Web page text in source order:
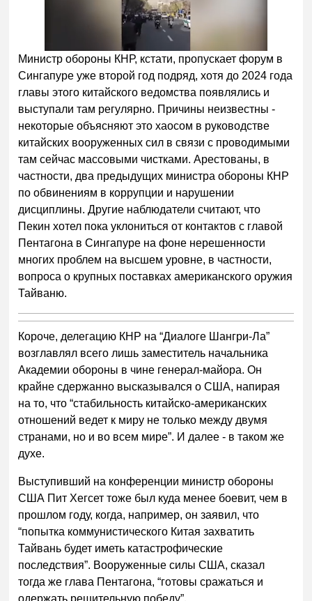
Министр обороны КНР, кстати, пропускает форум в
Сингапуре уже второй год подряд, хотя до 2024 года
главы этого китайского ведомства появлялись и
выступали там регулярно. Причины неизвестны -
некоторые объясняют это хаосом в руководстве
китайских вооруженных сил в связи с проводимыми
там сейчас массовыми чистками. Арестованы, в
частности, два предыдущих министра обороны КНР
по обвинениям в коррупции и нарушении
дисциплины. Другие наблюдатели считают, что
Пекин хотел пока уклониться от контактов с главой
Пентагона в Сингапуре на фоне нерешенности
многих проблем на высшем уровне, в частности,
вопроса о крупных поставках американского оружия
Тайваню.
Короче, делегацию КНР на “Диалоге Шангри-Ла”
возглавлял всего лишь заместитель начальника
Академии обороны в чине генерал-майора. Он
крайне сдержанно высказывался о США, напирая
на то, что “стабильность китайско-американских
отношений ведет к миру не только между двумя
странами, но и во всем мире”. И далее - в таком же
духе.
Выступивший на конференции министр обороны
США Пит Хегсет тоже был куда менее боевит, чем в
прошлом году, когда, например, он заявил, что
“попытка коммунистического Китая захватить
Тайвань будет иметь катастрофические
последствия”. Вооруженные силы США, сказал
тогда же глава Пентагона, “готовы сражаться и
одержать решительную победу”.